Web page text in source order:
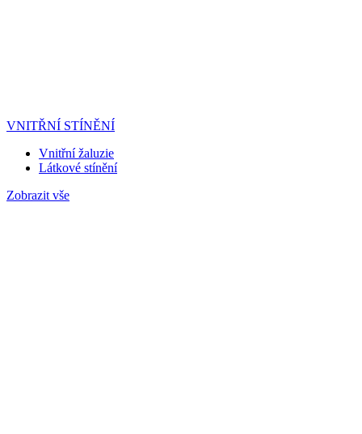
VNITŘNÍ STÍNĚNÍ
Vnitřní žaluzie
Látkové stínění
Zobrazit vše